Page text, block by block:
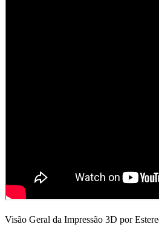
Visão Geral da Impressão 3D por